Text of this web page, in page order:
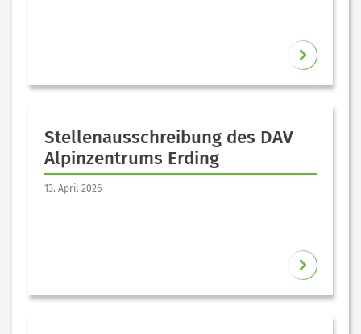
Stellenausschreibung des DAV
Alpinzentrums Erding
13. April 2026